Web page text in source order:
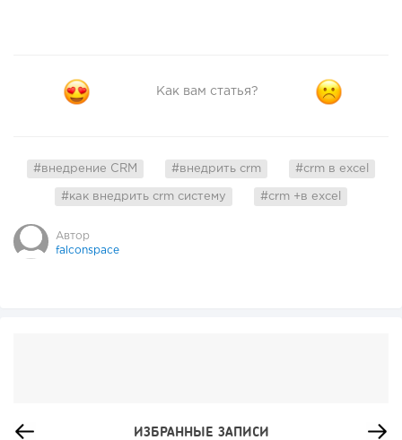
Как вам статья?
#внедрение CRM #внедрить crm #crm в excel
#как внедрить crm систему #crm +в excel
Автор
falconspace
ИЗБРАННЫЕ ЗАПИСИ